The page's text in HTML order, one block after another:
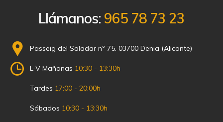
Llámanos: 965 78 73 23
Passeig del Saladar nº 75. 03700 Denia (Alicante)
L-V Mañanas 10:30 - 13:30h
Tardes 17:00 - 20:00h
Sábados 10:30 - 13:30h